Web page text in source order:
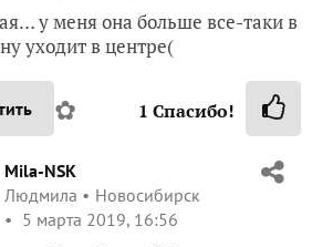
у меня она больше все-таки в
уходит в центре(
✿ 1 Спасибо!
Mila-NSK
Людмила
Новосибирск
5 марта 2019, 16:56